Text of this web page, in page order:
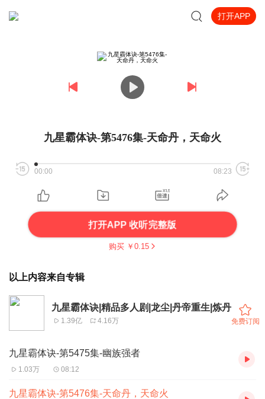
打开APP
九星霸体诀-第5476集-天命丹，天命火
00:00 08:23
打开APP 收听完整版
购买 ￥ 0.15
以上内容来自专辑
九星霸体诀|精品多人剧|龙尘|丹帝重生|炼丹
1.39亿 4.16万 免费订阅
九星霸体诀-第5475集-幽族强者
1.03万 08:12
九星霸体诀-第5476集-天命丹，天命火